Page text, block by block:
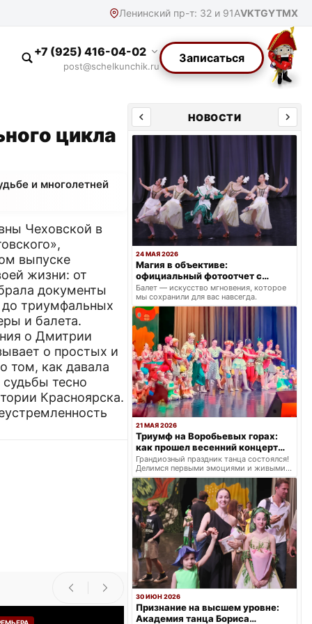
Ленинский пр-т: 32 и 91АVKTGYTMX
+7 (925) 416-04-02
post@schelkunchik.ru
Записаться
цикла
и многолетней
Чеховской в
выпуске
жизни: от
документы
до триумфальных
и балета.
о Дмитрии
о простых и
том, как давала
тесно
Красноярска.
НОВОСТИ
24 МАЯ 2026
Магия в объективе:
официальный фотоотчет с
весеннего триумфа
Балет — искусство мгновения, которое
мы сохранили для вас навсегда.
21 МАЯ 2026
Триумф на Воробьевых горах:
как прошел весенний концерт
балетной школы «Щелкунчик»
Грандиозный праздник танца состоялся!
Делимся первыми эмоциями и живыми
кадрами с весеннего концерта: два
ярких отделения.
30 ИЮН 2026
Признание на высшем уровне:
Академия танца Бориса